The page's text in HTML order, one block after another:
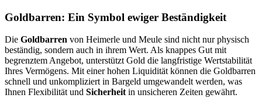
Goldbarren: Ein Symbol ewiger Beständigkeit
Die Goldbarren von Heimerle und Meule sind nicht nur physisch
beständig, sondern auch in ihrem Wert. Als knappes Gut mit
begrenztem Angebot, unterstützt Gold die langfristige Wertstabilität
Ihres Vermögens. Mit einer hohen Liquidität können die Goldbarren
schnell und unkompliziert in Bargeld umgewandelt werden, was
Ihnen Flexibilität und Sicherheitin unsicheren Zeiten gewährt.